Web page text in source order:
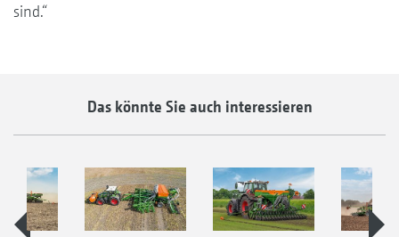
sind.“
Das könnte Sie auch interessieren